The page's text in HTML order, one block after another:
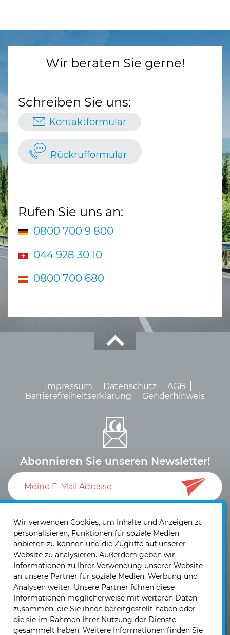
Wir beraten Sie gerne!
Schreiben Sie uns:
Kontaktformular
Rückrufformular
Rufen Sie uns an:
0800 700 9 800
044 928 30 10
0800 700 680
Impressum Datenschutz
AGB
Barrierefreiheitserklärung
Genderhinweis
Abonnieren Sie unseren Newsletter!
Einwilligung zum Versand von Neuigkeiten und
Informationen.
KIRCHHOFF Mobility AG
Laubisrütistrasse 74
CH - 8712 Stäfa
Wir verwenden Cookies, um Inhalte und Anzeigen zu
personalisieren, Funktionen für soziale Medien
anbieten zu können und die Zugriffe auf unserer
Website zu analysieren. Außerdem geben wir
Informationen zu Ihrer Verwendung unserer Website
an unsere Partner für soziale Medien, Werbung und
Analysen weiter. Unsere Partner führen diese
Informationen möglicherweise mit weiteren Daten
zusammen, die Sie ihnen bereitgestellt haben oder
die sie im Rahmen Ihrer Nutzung der Dienste
gesammelt haben. Weitere Informationen finden Sie